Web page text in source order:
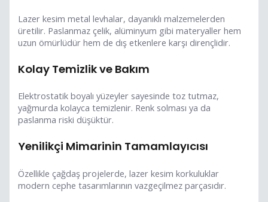
Lazer kesim metal levhalar, dayanıklı malzemelerden
üretilir. Paslanmaz çelik, alüminyum gibi materyaller hem
uzun ömürlüdür hem de dış etkenlere karşı dirençlidir.
Kolay Temizlik ve Bakım
Elektrostatik boyalı yüzeyler sayesinde toz tutmaz,
yağmurda kolayca temizlenir. Renk solması ya da
paslanma riski düşüktür.
Yenilikçi Mimarinin Tamamlayıcısı
Özellikle çağdaş projelerde, lazer kesim korkuluklar
modern cephe tasarımlarının vazgeçilmez parçasıdır.